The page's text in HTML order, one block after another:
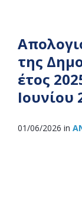
της
έτος
Ιουνίου
01/06/2026 in